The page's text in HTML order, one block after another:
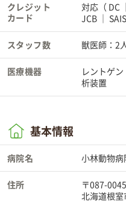
クレジット
カード
対応（ DC
JCB
スタッフ数 獣医師：2
医療機器 レントゲン
析装置
基本情報
病院名 小林動物病
住所
〒087-0045
北海道根